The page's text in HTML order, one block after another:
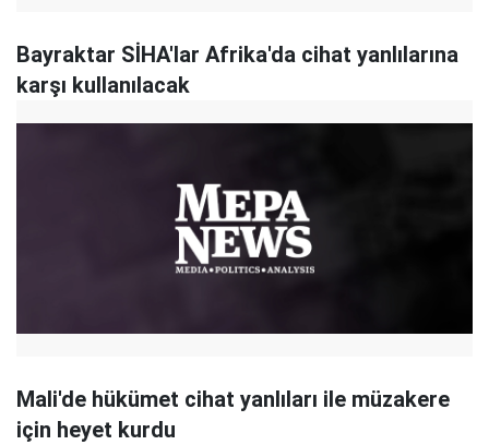
Bayraktar SİHA'lar Afrika'da cihat yanlılarına
karşı kullanılacak
Mali'de hükümet cihat yanlıları ile müzakere
için heyet kurdu